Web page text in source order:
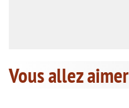
Vous allez aimer